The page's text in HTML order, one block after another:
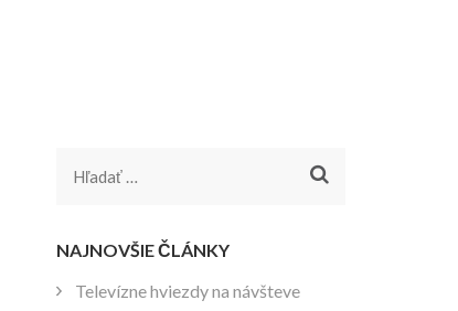
Hľadať:
NAJNOVŠIE ČLÁNKY
Televízne hviezdy na návšteve